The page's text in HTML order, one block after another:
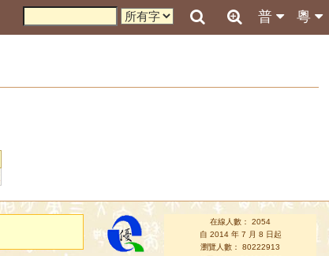
粵
普
在線人數： 2054
自 2014 年 7 月 8 日起
瀏覽人數： 80222913